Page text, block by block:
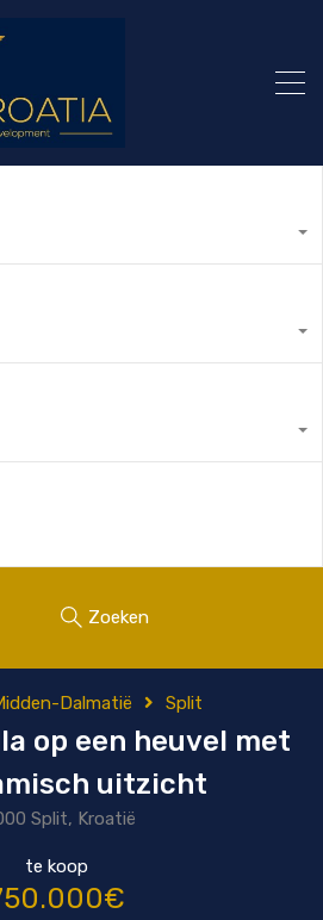
Zoeken
Dalmatië Split
op een heuvel met
uitzicht
Split, Kroatië
te koop